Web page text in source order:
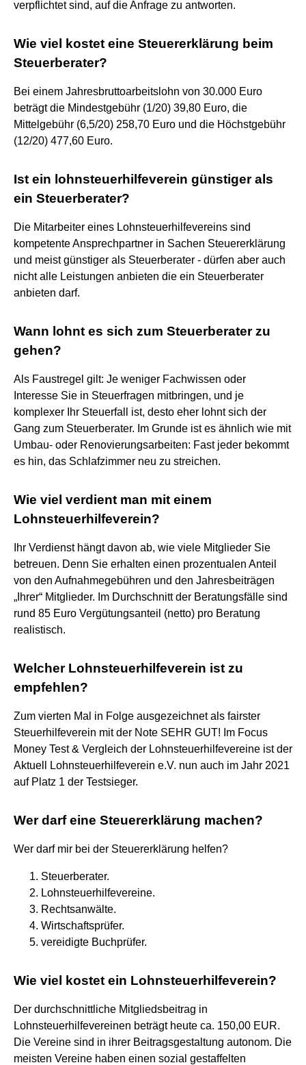
verpflichtet sind, auf die Anfrage zu antworten.
Wie viel kostet eine Steuererklärung beim
Steuerberater?
Bei einem Jahresbruttoarbeitslohn von 30.000 Euro
beträgt die Mindestgebühr (1/20) 39,80 Euro, die
Mittelgebühr (6,5/20) 258,70 Euro und die Höchstgebühr
(12/20) 477,60 Euro.
Ist ein lohnsteuerhilfeverein günstiger als
ein Steuerberater?
Die Mitarbeiter eines Lohnsteuerhilfevereins sind
kompetente Ansprechpartner in Sachen Steuererklärung
und meist günstiger als Steuerberater - dürfen aber auch
nicht alle Leistungen anbieten die ein Steuerberater
anbieten darf.
Wann lohnt es sich zum Steuerberater zu
gehen?
Als Faustregel gilt: Je weniger Fachwissen oder
Interesse Sie in Steuerfragen mitbringen, und je
komplexer Ihr Steuerfall ist, desto eher lohnt sich der
Gang zum Steuerberater. Im Grunde ist es ähnlich wie mit
Umbau- oder Renovierungsarbeiten: Fast jeder bekommt
es hin, das Schlafzimmer neu zu streichen.
Wie viel verdient man mit einem
Lohnsteuerhilfeverein?
Ihr Verdienst hängt davon ab, wie viele Mitglieder Sie
betreuen. Denn Sie erhalten einen prozentualen Anteil
von den Aufnahmegebühren und den Jahresbeiträgen
„Ihrer“ Mitglieder. Im Durchschnitt der Beratungsfälle sind
rund 85 Euro Vergütungsanteil (netto) pro Beratung
realistisch.
Welcher Lohnsteuerhilfeverein ist zu
empfehlen?
Zum vierten Mal in Folge ausgezeichnet als fairster
Steuerhilfeverein mit der Note SEHR GUT! Im Focus
Money Test & Vergleich der Lohnsteuerhilfevereine ist der
Aktuell Lohnsteuerhilfeverein e.V. nun auch im Jahr 2021
auf Platz 1 der Testsieger.
Wer darf eine Steuererklärung machen?
Wer darf mir bei der Steuererklärung helfen?
Steuerberater.
Lohnsteuerhilfevereine.
Rechtsanwälte.
Wirtschaftsprüfer.
vereidigte Buchprüfer.
Wie viel kostet ein Lohnsteuerhilfeverein?
Der durchschnittliche Mitgliedsbeitrag in
Lohnsteuerhilfevereinen beträgt heute ca. 150,00 EUR.
Die Vereine sind in ihrer Beitragsgestaltung autonom. Die
meisten Vereine haben einen sozial gestaffelten